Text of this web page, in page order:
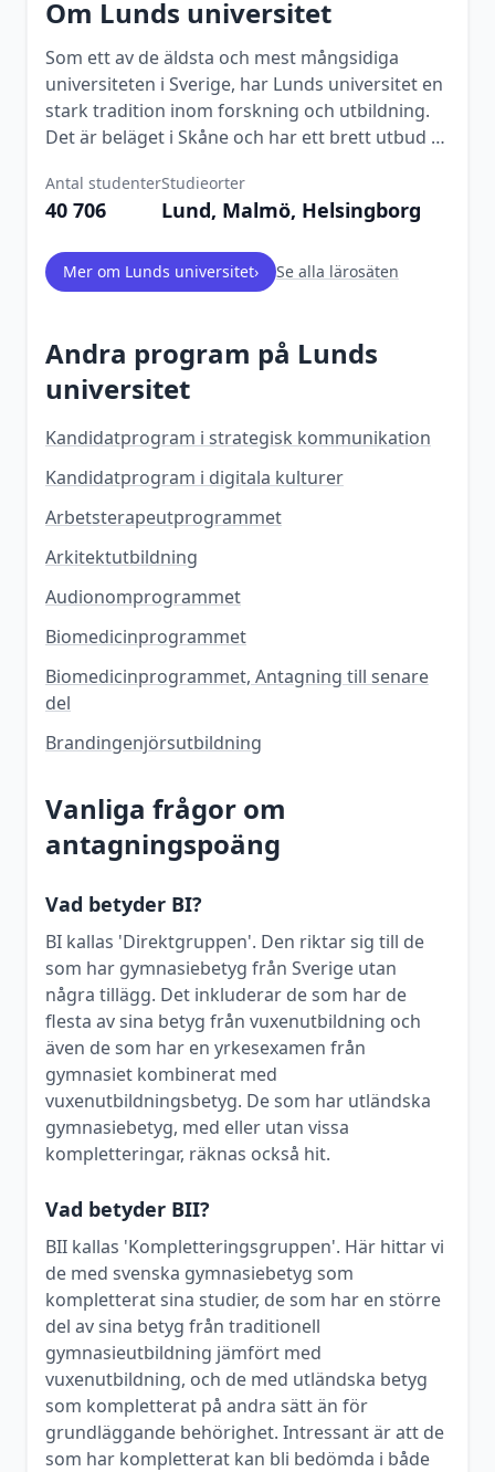
Om Lunds universitet
Som ett av de äldsta och mest mångsidiga
universiteten i Sverige, har Lunds universitet en
stark tradition inom forskning och utbildning.
Det är beläget i Skåne och har ett brett utbud av
discipliner.
Antal studenter
40 706
Studieorter
Lund, Malmö, Helsingborg
Mer om Lunds universitet› Se alla lärosäten
Andra program på Lunds
universitet
Kandidatprogram i strategisk kommunikation
Kandidatprogram i digitala kulturer
Arbetsterapeutprogrammet
Arkitektutbildning
Audionomprogrammet
Biomedicinprogrammet
Biomedicinprogrammet, Antagning till senare
del
Brandingenjörsutbildning
Vanliga frågor om
antagningspoäng
Vad betyder BI?
BI kallas 'Direktgruppen'. Den riktar sig till de
som har gymnasiebetyg från Sverige utan
några tillägg. Det inkluderar de som har de
flesta av sina betyg från vuxenutbildning och
även de som har en yrkesexamen från
gymnasiet kombinerat med
vuxenutbildningsbetyg. De som har utländska
gymnasiebetyg, med eller utan vissa
kompletteringar, räknas också hit.
Vad betyder BII?
BII kallas 'Kompletteringsgruppen'. Här hittar vi
de med svenska gymnasiebetyg som
kompletterat sina studier, de som har en större
del av sina betyg från traditionell
gymnasieutbildning jämfört med
vuxenutbildning, och de med utländska betyg
som kompletterat på andra sätt än för
grundläggande behörighet. Intressant är att de
som har kompletterat kan bli bedömda i både